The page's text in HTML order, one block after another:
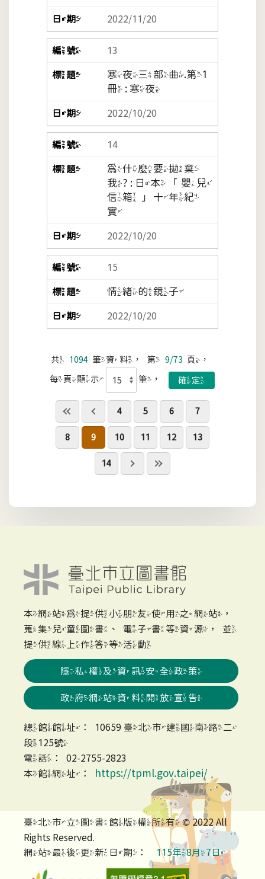
2022/11/20
13
寒夜三部曲.第1
冊 : 寒夜
2022/10/20
14
為什麼要拋棄
我? : 日本「嬰兒
信箱」十年紀
實
2022/10/20
15
情緒的鏡子
2022/10/20
共 1094 筆資料，第 9/73 頁，
每頁顯示 筆，
4 5 6 7
8 9 10 11 12 13
14
本網站為提供小朋友使用之網站，
蒐集兒童圖書、電子書等資源，並
提供線上作答等活動
隱私權及資訊安全政策
政府網站資料開放宣告
總館館址：10659 臺北市建國南路二
段125號
電話：02-2755-2823
本館網址：
https://tpml.gov.taipei/
臺北市立圖書館版權所有 © 2022 All
Rights Reserved.
網站最後更新日期：
115年8月7日